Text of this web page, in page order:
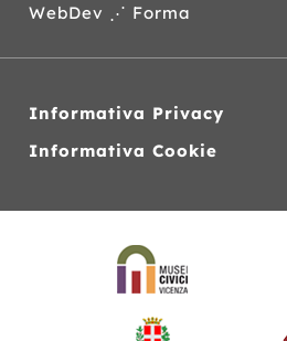
WebDev ⋰ Forma
Informativa Privacy
Informativa Cookie